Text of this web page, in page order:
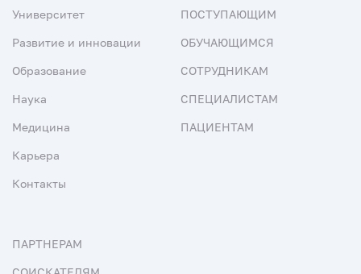
Университет
Развитие и инновации
Образование
Наука
Медицина
Карьера
Контакты
ПОСТУПАЮЩИМ
ОБУЧАЮЩИМСЯ
СОТРУДНИКАМ
СПЕЦИАЛИСТАМ
ПАЦИЕНТАМ
ПАРТНЕРАМ